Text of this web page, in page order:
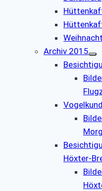
Archiv 2015
Höxter-